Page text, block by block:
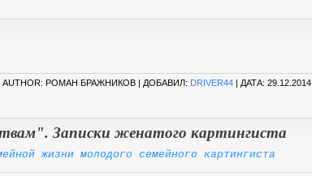
РОМАН БРАЖНИКОВ | ДОБАВИЛ: DRIVER44 | ДАТА: 29.12.2014
Записки женатого картингиста
жизни молодого семейного картингиста